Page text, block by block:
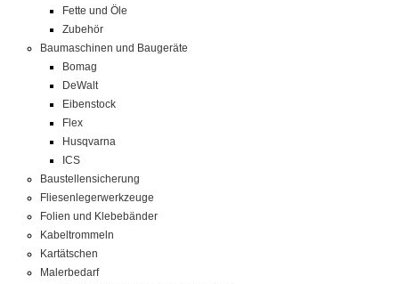
Fette und Öle
Zubehör
Baumaschinen und Baugeräte
Bomag
DeWalt
Eibenstock
Flex
Husqvarna
ICS
Baustellensicherung
Fliesenlegerwerkzeuge
Folien und Klebebänder
Kabeltrommeln
Kartätschen
Malerbedarf